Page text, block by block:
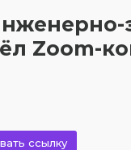
Zoom-
ссылку